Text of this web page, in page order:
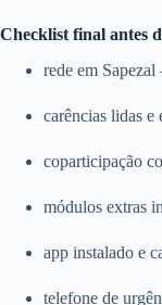
Checklist final antes
rede em
carências lidas e
coparticipação
módulos extras
app instalado e
telefone de